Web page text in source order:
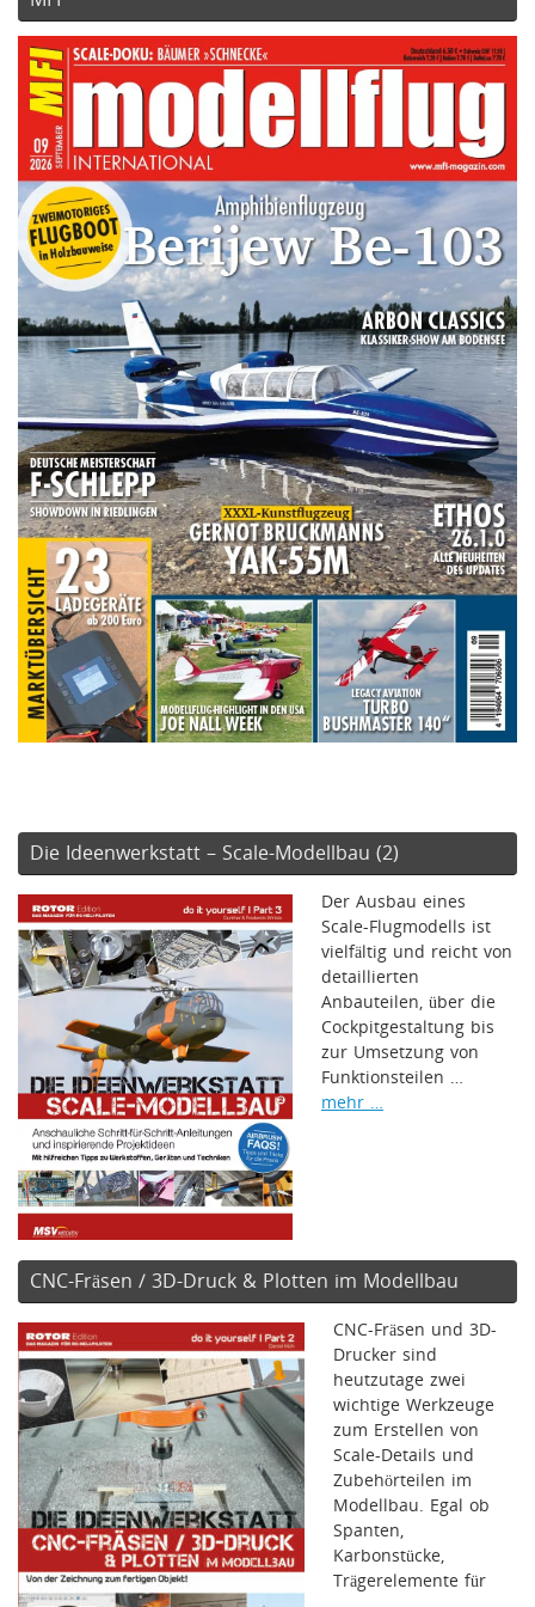
Die Ideenwerkstatt – Scale-Modellbau (2)
Der Ausbau eines
Scale-Flugmodells ist
vielfältig und reicht von
detaillierten
Anbauteilen, über die
Cockpitgestaltung bis
zur Umsetzung von
Funktionsteilen …
mehr …
CNC-Fräsen / 3D-Druck & Plotten im Modellbau
CNC-Fräsen und 3D-
Drucker sind
heutzutage zwei
wichtige Werkzeuge
zum Erstellen von
Scale-Details und
Zubehörteilen im
Modellbau. Egal ob
Spanten,
Karbonstücke,
Trägerelemente für